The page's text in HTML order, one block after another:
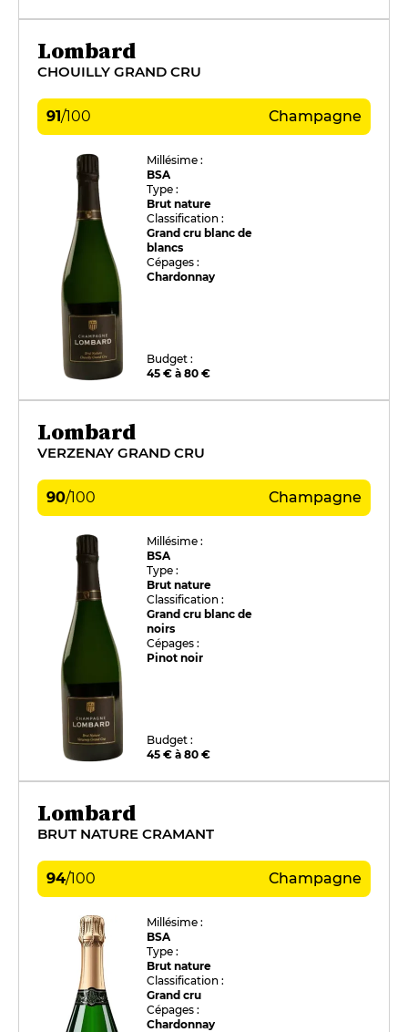
Lombard
CHOUILLY GRAND CRU
91/100 Champagne
Millésime :
BSA
Type :
Brut nature
Classification :
Grand cru blanc de
blancs
Cépages :
Chardonnay
Budget :
45 € à 80 €
Lombard
VERZENAY GRAND CRU
90/100 Champagne
Millésime :
BSA
Type :
Brut nature
Classification :
Grand cru blanc de
noirs
Cépages :
Pinot noir
Budget :
45 € à 80 €
Lombard
BRUT NATURE CRAMANT
94/100 Champagne
Millésime :
BSA
Type :
Brut nature
Classification :
Grand cru
Cépages :
Chardonnay